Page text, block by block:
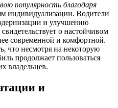
популярность благодаря
индивидуализации. Водители
и улучшению
о настойчивом
современной и комфортной.
что несмотря на некоторую
продолжает пользоваться
владельцев.
и